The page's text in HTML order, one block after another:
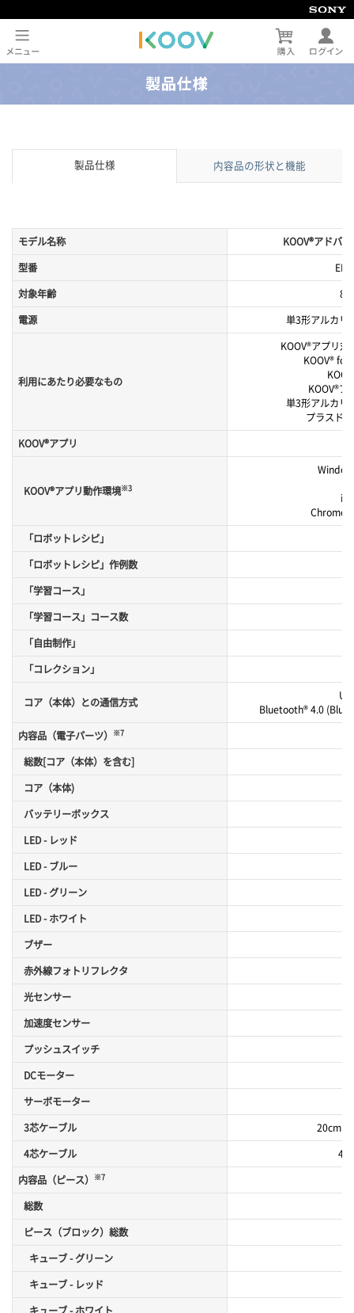
製品仕様 内容品の形状と機能
モデル名称 KOOV®アドバ
型番
対象年齢 8
電源 単3形アルカリ
利用にあたり必要なもの
KOOV®アプリ対
KOOV® for
KOOV®ア
単3形アルカリ
プラスド
KOOV®アプリ
KOOV®アプリ動作環境※3
Chrome
「ロボットレシピ」
「ロボットレシピ」作例数
「学習コース」
「学習コース」コース数
「自由制作」
「コレクション」
コア（本体）との通信方式
Bluetooth® 4.0
内容品（電子パーツ） ※7
総数[コア（本体）を含む]
コア（本体)
バッテリーボックス
LED - レッド
LED - ブルー
LED - グリーン
LED - ホワイト
ブザー
赤外線フォトリフレクタ
光センサー
加速度センサー
プッシュスイッチ
DCモーター
サーボモーター
3芯ケーブル 20cm
4芯ケーブル
内容品（ピース） ※7
総数
ピース（ブロック）総数
キューブ - グリーン
キューブ - レッド
キューブ - ホワイト